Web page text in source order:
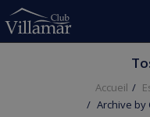
Accueil
Archive by